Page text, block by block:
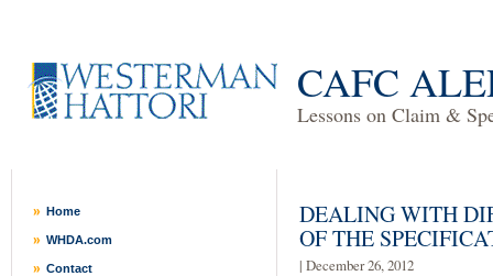
CAFC
Lessons on Claim &
Home
WHDA.com
Contact
DEALING WITH
OF THE
| December 26, 2012